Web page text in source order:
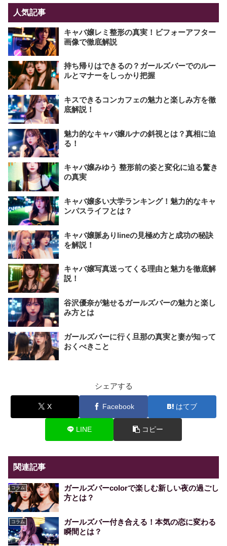
人気記事
キャバ嬢レミ整形の真実！ビフォーアフター
画像で徹底解説
持ち帰りはできるの？ガールズバーでのルー
ルとマナーをしっかり把握
キスできるコンカフェの魅力と楽しみ方を徹
底解説！
魅力的なキャバ嬢ルナの斜視とは？真相に迫
る！
キャバ嬢みゆう 整形前の姿と変化に迫る驚き
の真実
キャバ嬢多い大学ランキング！魅力的なキャ
ンパスライフとは？
キャバ嬢脈ありlineの見極め方と成功の秘訣
を解説！
キャバ嬢写真送ってくる理由と魅力を徹底解
説！
谷沢優奈が魅せるガールズバーの魅力と楽し
み方とは
ガールズバーに行く旦那の真実と妻が知って
おくべきこと
シェアする
X Facebook はてブ
LINE コピー
関連記事
コラム
ガールズバーcolorで楽しむ新しい夜の過ごし
方とは？
コラム
ガールズバー付き合える！本気の恋に変わる
瞬間とは？